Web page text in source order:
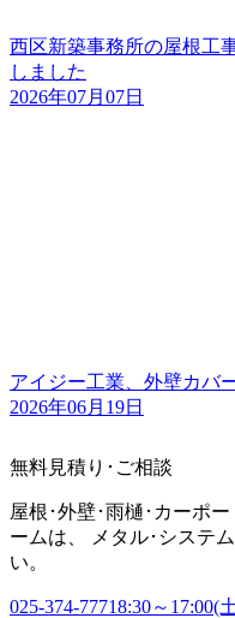
西区新築事務所の屋根工
しました
2026年07月07日
アイジー工業、外壁カバ
2026年06月19日
無料見積り･ご相談
屋根･外壁･雨樋･カーポ
ームは、 メタル･システ
い。
025-374-77718:30～17:00(